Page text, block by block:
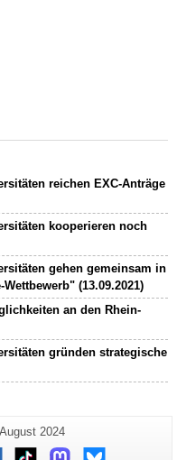
reichen EXC-Anträge
kooperieren noch
gehen gemeinsam in
(13.09.2021)
an den Rhein-
gründen strategische
2024
TikTokMastodonBluesky